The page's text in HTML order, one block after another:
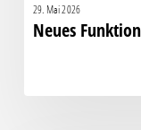
29. Mai 2026
Neues